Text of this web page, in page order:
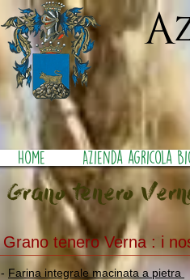
Home Azienda agricola
Grano tenero
Grano tenero Verna : i
- Farina integrale macinata a pietra